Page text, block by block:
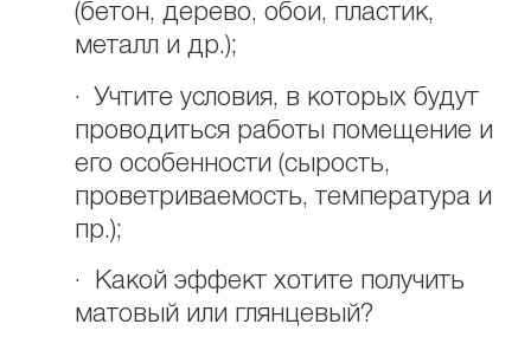
(бетон, дерево, обои, пластик,
металл и др.);
· Учтите условия, в которых будут
проводиться работы помещение и
его особенности (сырость,
проветриваемость, температура и
пр.);
· Какой эффект хотите получить
матовый или глянцевый?